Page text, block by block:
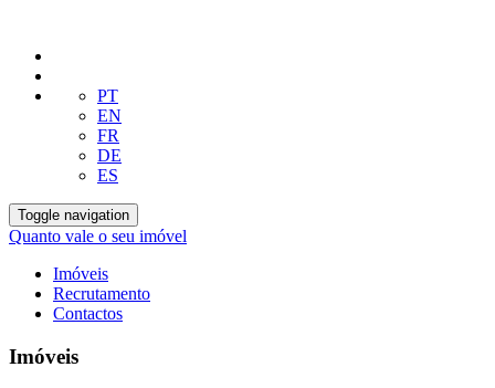
PT
EN
FR
DE
ES
Toggle navigation
Quanto vale o seu imóvel
Imóveis
Recrutamento
Contactos
Imóveis